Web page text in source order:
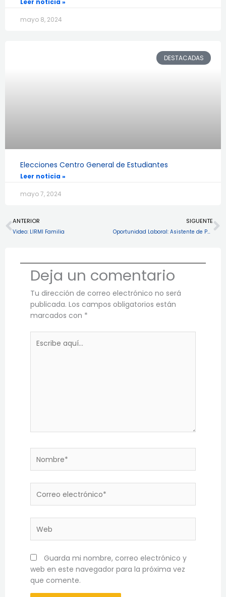
Leer noticia »
mayo 8, 2024
DESTACADAS
Elecciones Centro General de Estudiantes
Leer noticia »
mayo 7, 2024
Prev
ANTERIOR
Video: LIRMI Familia
SIGUENTE
Oportunidad Laboral: Asistente de Párvulo
Deja un comentario
Tu dirección de correo electrónico no será
publicada. Los campos obligatorios están
marcados con *
aquí...
electrónico*
Guarda mi nombre, correo electrónico y
web en este navegador para la próxima vez
que comente.